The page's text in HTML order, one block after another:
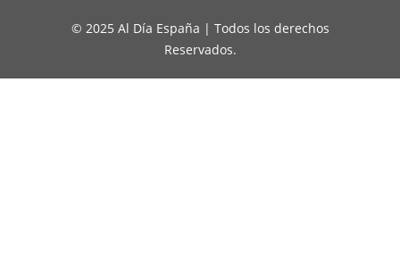
© 2025 Al Día España | Todos los derechos
Reservados.